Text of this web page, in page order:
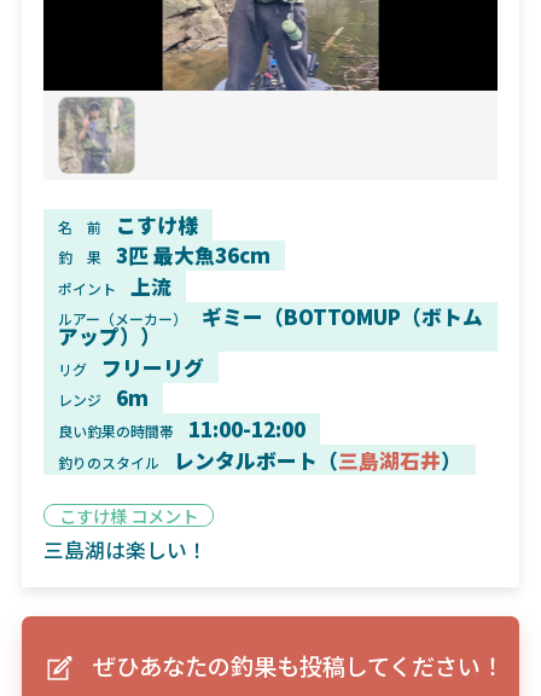
名 前 こすけ様
釣 果 3匹 最大魚36cm
ポイント 上流
ルアー（メーカー） ギミー（BOTTOMUP（ボトム
アップ））
リグ フリーリグ
レンジ 6m
良い釣果の時間帯 11:00-12:00
釣りのスタイル レンタルボート（三島湖石井）
こすけ様 コメント
三島湖は楽しい！
ぜひあなたの釣果も投稿してください！